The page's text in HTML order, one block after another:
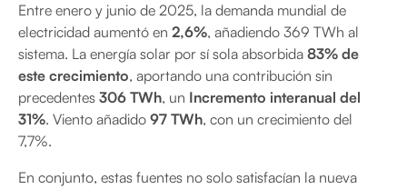
Entre enero y junio de 2025, la demanda mundial de
electricidad aumentó en 2,6%, añadiendo 369 TWh al
sistema. La energía solar por sí sola absorbida 83% de
este crecimiento, aportando una contribución sin
precedentes 306 TWh, un Incremento interanual del
31%. Viento añadido 97 TWh, con un crecimiento del
7,7%.
En conjunto, estas fuentes no solo satisfacían la nueva